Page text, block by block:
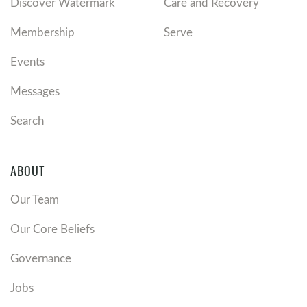
Membership
Events
Messages
Search
Serve
ABOUT
Our Team
Our Core Beliefs
Governance
Jobs